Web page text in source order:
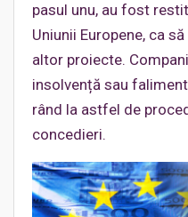
pasul unu, au fost
Uniunii Europene, ca
altor proiecte.
insolvență sau
rând la astfel de
concedieri.